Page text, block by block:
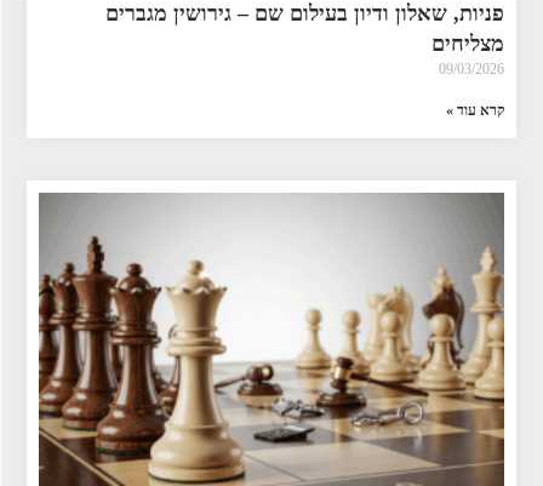
פניות, שאלון ודיון בעילום שם – גירושין מגברים
מצליחים
09/03/2026
קרא עוד »